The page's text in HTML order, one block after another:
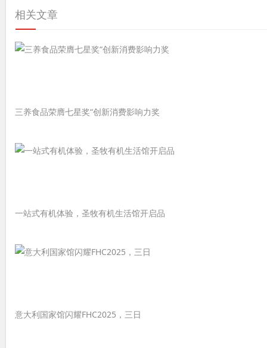
相关文章
三养食品荣膺七星奖“创新消费影响力奖
一站式有机体验，圣牧有机生活馆开启品
意大利国家馆闪耀FHC2025，三日